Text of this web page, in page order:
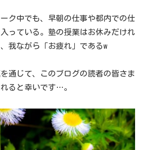
ク中でも、早朝の仕事や都内での仕
っている。塾の授業はお休みだけれ
我ながら「お疲れ」であるw
通じて、このブログの読者の皆さま
ると幸いです…。